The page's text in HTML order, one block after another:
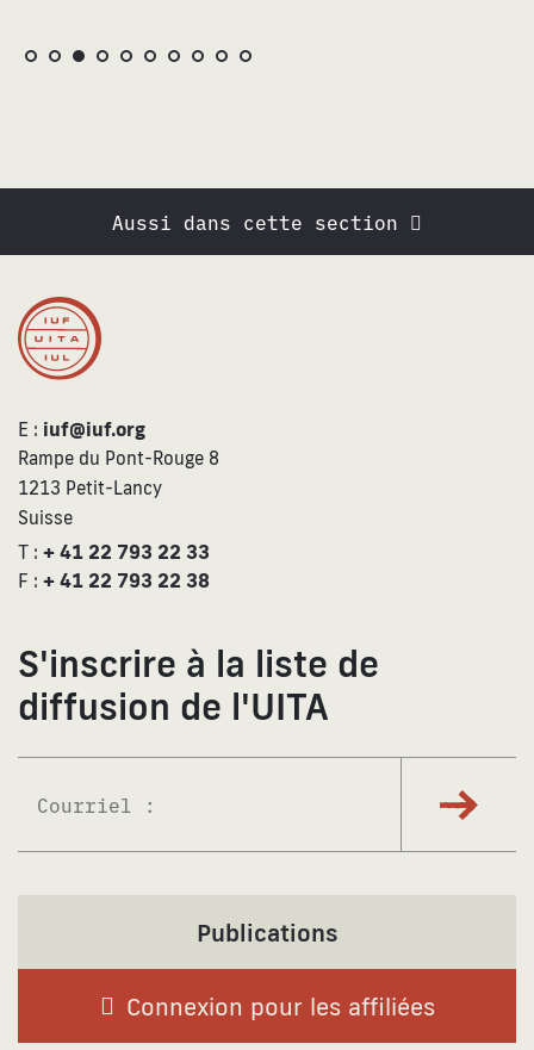
Aussi dans cette section
E : iuf@iuf.org
Rampe du Pont-Rouge 8
1213 Petit-Lancy
Suisse
T : + 41 22 793 22 33
F : + 41 22 793 22 38
S'inscrire à la liste de
diffusion de l'UITA
Publications
Connexion pour les affiliées